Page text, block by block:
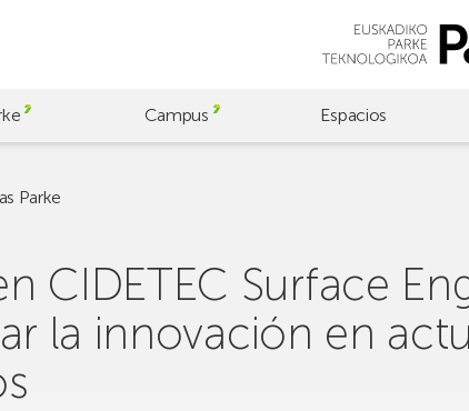
Campus Espacios
Parke
CIDETEC Surface
la innovación en